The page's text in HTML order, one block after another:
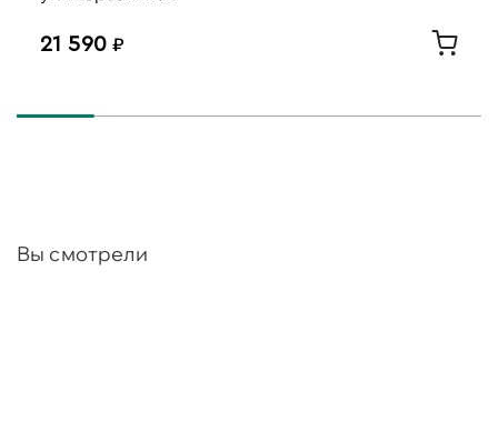
21 590
Вы смотрели